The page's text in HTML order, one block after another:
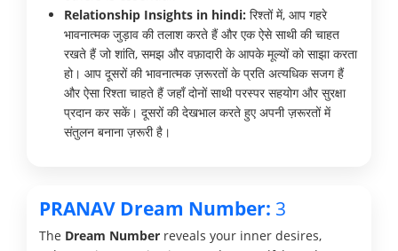
Relationship Insights in hindi: रिश्तों में, आप गहरे
भावनात्मक जुड़ाव की तलाश करते हैं और एक ऐसे साथी की चाहत
रखते हैं जो शांति, समझ और वफ़ादारी के आपके मूल्यों को साझा करता
हो। आप दूसरों की भावनात्मक ज़रूरतों के प्रति अत्यधिक सजग हैं
और ऐसा रिश्ता चाहते हैं जहाँ दोनों साथी परस्पर सहयोग और सुरक्षा
प्रदान कर सकें। दूसरों की देखभाल करते हुए अपनी ज़रूरतों में
संतुलन बनाना ज़रूरी है।
PRANAV Dream Number: 3
The Dream Number reveals your inner desires,